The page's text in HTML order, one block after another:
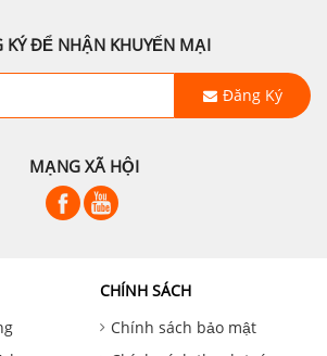
KÝ ĐỂ NHẬN KHUYẾN MẠI
Đăng Ký
MẠNG XÃ HỘI
CHÍNH SÁCH
Chính sách bảo mật